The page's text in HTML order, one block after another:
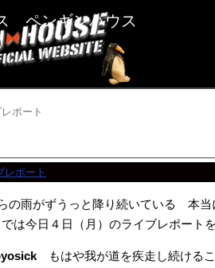
ペンギンハウス
ポート
レポート
の雨がずうっと降り続いている 本
は今日４日（月）のライブレポート
もはや我が道を疾走し続ける